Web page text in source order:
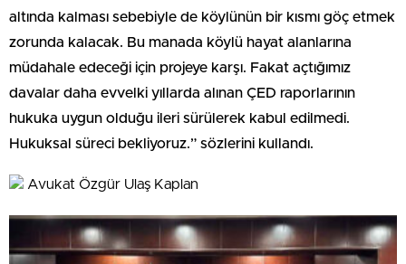
altında kalması sebebiyle de köylünün bir kısmı göç etmek
zorunda kalacak. Bu manada köylü hayat alanlarına
müdahale edeceği için projeye karşı. Fakat açtığımız
davalar daha evvelki yıllarda alınan ÇED raporlarının
hukuka uygun olduğu ileri sürülerek kabul edilmedi.
Hukuksal süreci bekliyoruz.” sözlerini kullandı.
Avukat Özgür Ulaş Kaplan